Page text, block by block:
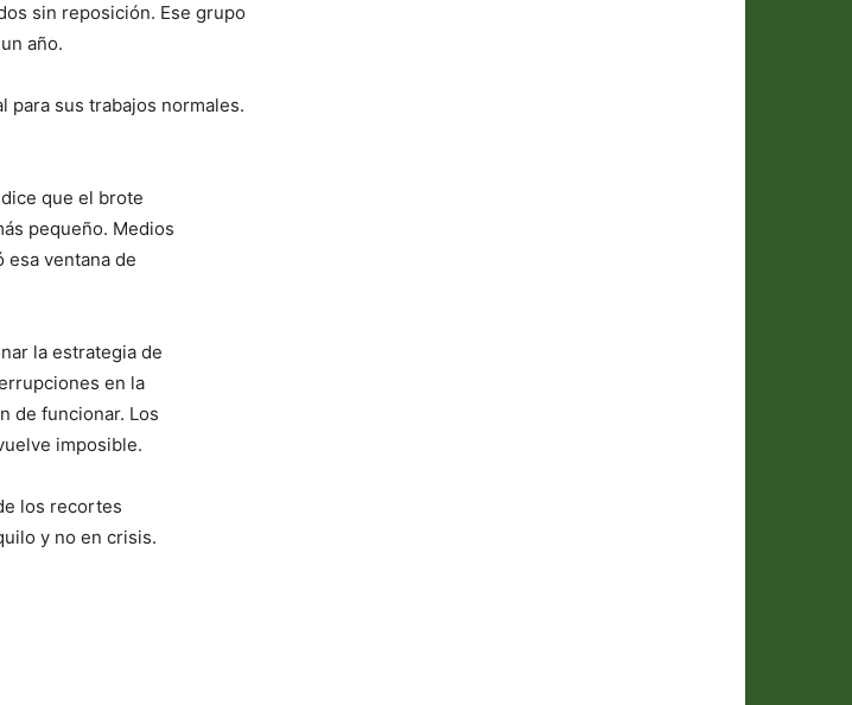
sin reposición. Ese grupo
año.
para sus trabajos normales.
que el brote
pequeño. Medios
ventana de
la estrategia de
en la
de funcionar. Los
imposible.
los recortes
y no en crisis.